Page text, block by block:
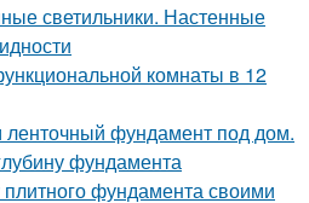
светильники. Настенные
комнаты в 12
фундамент под дом.
фундамента
плитного фундамента своими